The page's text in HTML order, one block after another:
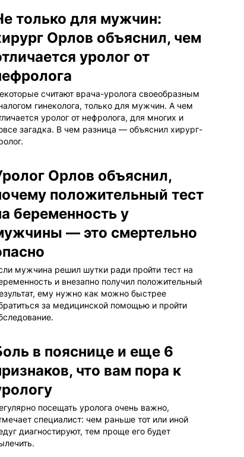
только для мужчин:
Орлов объяснил, чем
уролог от
считают врача-уролога своеобразным
гинеколога, только для мужчин. А чем
уролог от нефролога, для многих и
загадка. В чем разница — объяснил хирург-
Орлов объяснил,
положительный тест
беременность у
— это смертельно
мужчина решил шутки ради пройти тест на
и внезапно получил положительный
ему нужно как можно быстрее
за медицинской помощью и пройти
в пояснице и еще 6
что вам пора к
посещать уролога очень важно,
специалист: чем раньше тот или иной
диагностируют, тем проще его будет